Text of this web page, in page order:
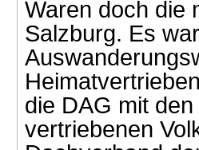
Waren doch die
Salzburg. Es
die DAG mit
vertriebenen